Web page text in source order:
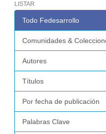
LISTAR
Todo Fedesarrollo
Comunidades &
Autores
Títulos
Por fecha de publicación
Palabras Clave